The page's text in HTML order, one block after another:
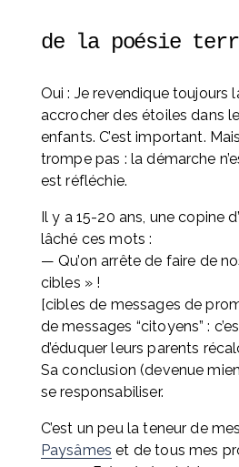
de la poésie
Oui : Je revendique toujours
accrocher des étoiles dans
enfants. C’est important. Mais
trompe pas : la démarche
est réfléchie.
Il y a 15-20 ans, une copine
lâché ces mots :
— Qu’on arrête de faire de
cibles » !
[cibles de messages de
de messages “citoyens” :
d’éduquer leurs parents
Sa conclusion (devenue
se responsabiliser.
Paysâmes et de tous mes